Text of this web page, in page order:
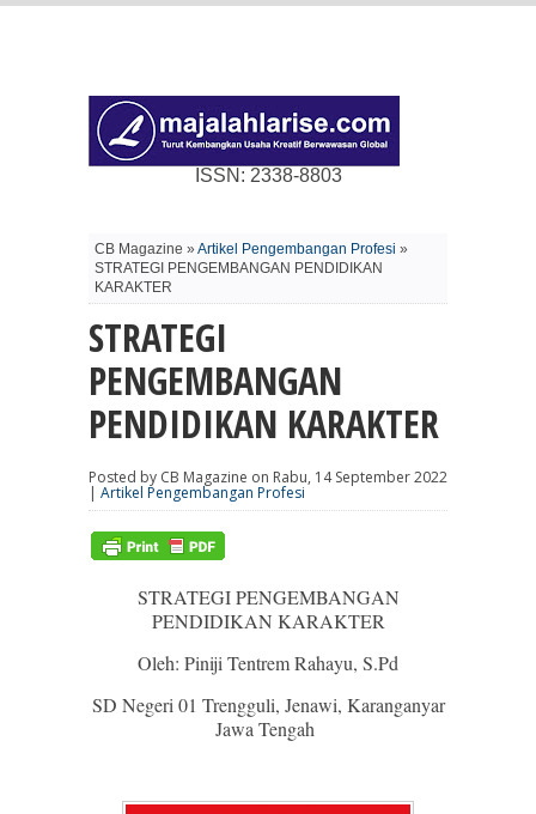
ISSN: 2338-8803
CB Magazine » Artikel Pengembangan Profesi »
STRATEGI PENGEMBANGAN PENDIDIKAN
KARAKTER
STRATEGI
PENGEMBANGAN
PENDIDIKAN KARAKTER
Posted by CB Magazine on Rabu, 14 September 2022
| Artikel Pengembangan Profesi
STRATEGI PENGEMBANGAN
PENDIDIKAN KARAKTER
Oleh: Piniji Tentrem Rahayu, S.Pd
SD Negeri 01 Trengguli, Jenawi, Karanganyar
Jawa Tengah